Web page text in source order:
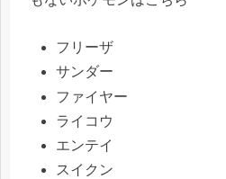
フリーザ
サンダー
ファイヤー
ライコウ
エンテイ
スイクン